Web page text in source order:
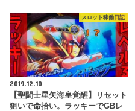
スロット稼働日記
2019.12.10
【聖闘士星矢海皇覚醒】リセット
狙いで命拾い。ラッキーでGBレ